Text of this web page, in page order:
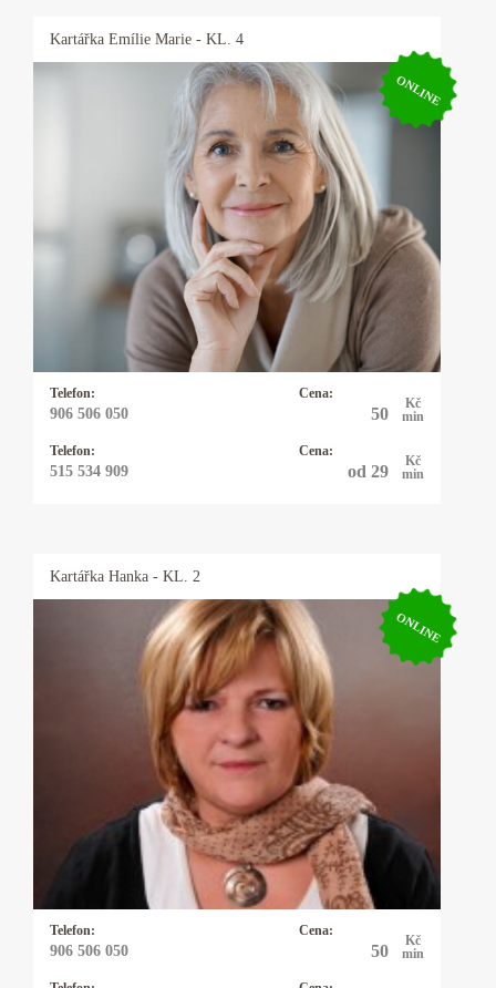
Kartářka Emílie Marie - KL. 4
ONLINE
Telefon:
906 506 050
Cena:
50
Kč
min
Telefon:
515 534 909
Cena:
od 29
Kč
min
Kartářka Emílie Marie
30 let praxe. Výklad karet, kyvadlo, virgule a
alternativní životní styly, znalosti předávané po
generace. Podíváme se možné věci budoucí v
každé životní oblasti. Vysoká preciznost.
Kartářka Hanka - KL. 2
ONLINE
Telefon:
906 506 050
Cena:
50
Kč
min
Kartářka Hanka
Profesionální výklad karet, autorské výklady,
rozbor osobnosti a partnerských vztahů podle
data narození. Pomůžu vám uvědomit si svůj
potenciál. Dodám vám sílu a odvahu, abyste
mohli čelit překážkám a výzvám ve svém
životě.